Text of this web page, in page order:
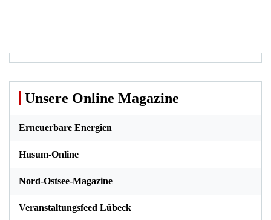
Unsere Online Magazine
Erneuerbare Energien
Husum-Online
Nord-Ostsee-Magazine
Veranstaltungsfeed Lübeck